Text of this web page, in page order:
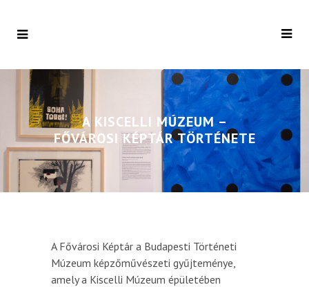
A KISCELLI MÚZEUM –
FŐVÁROSI KÉPTÁR TÖRTÉNETE
A Fővárosi Képtár a Budapesti Történeti
Múzeum képzőművészeti gyűjteménye,
amely a Kiscelli Múzeum épületében